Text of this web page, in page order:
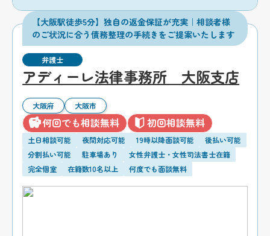
【大阪駅徒歩5分】独自の返金保証が充実｜相談者様
のご状況に合う債務整理の手続きをご提案いたします
弁護士
アディーレ法律事務所 大阪支店
大阪府 大阪市
何回でも相談無料 初回相談無料
土日相談可能 夜間対応可能 19時以降面談可能
後払い可能
分割払い可能
駐車場あり
女性弁護士・女性司法書士在籍
完全個室
在籍数10名以上 何度でも面談無料